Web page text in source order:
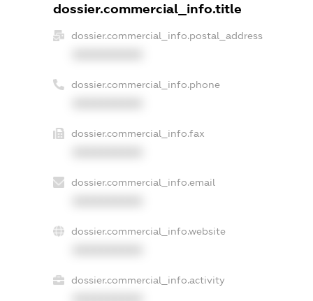
dossier.commercial_info.title
dossier.commercial_info.postal_address
dossier.commercial_info.phone
dossier.commercial_info.fax
dossier.commercial_info.email
dossier.commercial_info.website
dossier.commercial_info.activity